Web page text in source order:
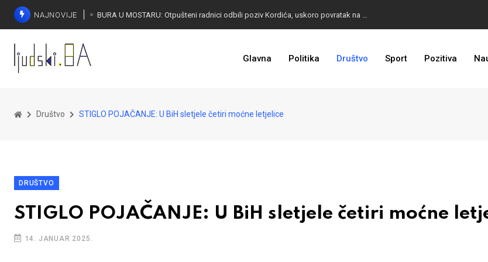
NAJNOVIJE
Glavna Politika Društvo Sport Pozitiva
Društvo STIGLO POJAČANJE: U BiH sletjele četiri moćne letjelice
DRUŠTVO
STIGLO POJAČANJE: U BiH sletjele četiri moćne
14. JANUAR 2025.